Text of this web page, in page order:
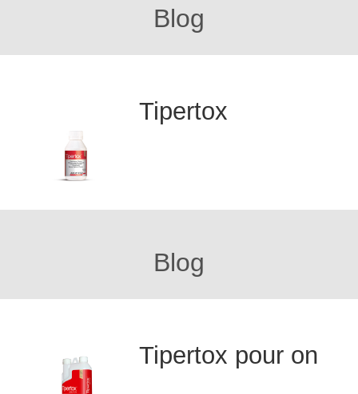
Blog
Tipertox
Blog
Tipertox pour on